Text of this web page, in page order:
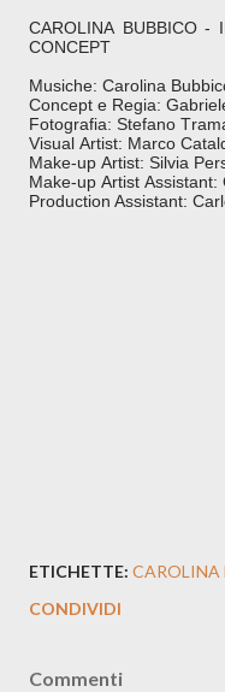
CAROLINA BUBBICO -
CONCEPT
Musiche: Carolina
Concept e Regia:
Fotografia: Stefano
Visual Artist: Marco
Make-up Artist: Silvia
Make-up Artist Assistant:
Production Assistant:
ETICHETTE: CAROLINA
CONDIVIDI
Commenti